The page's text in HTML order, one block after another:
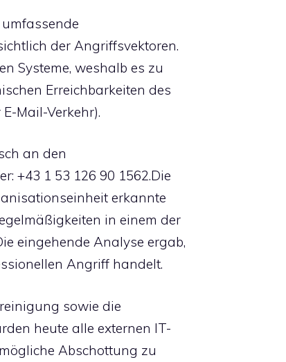
der Angriffsvektoren.
Systeme, weshalb es zu
Erreichbarkeiten des
Mail-Verkehr).
an den
+43 1 53 126 90 1562.Die
erkannte
in einem der
eingehende Analyse ergab,
Angriff handelt.
sowie die
heute alle externen IT-
Abschottung zu